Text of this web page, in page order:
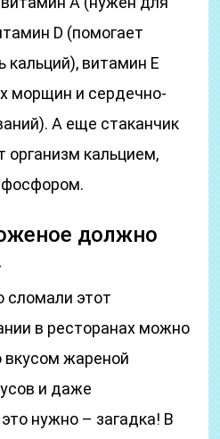
D (помогает
кальций), витамин Е
морщин и сердечно-
А еще стаканчик
организм кальцием,
должно
сломали этот
в ресторанах можно
жареной
и даже
нужно – загадка! В